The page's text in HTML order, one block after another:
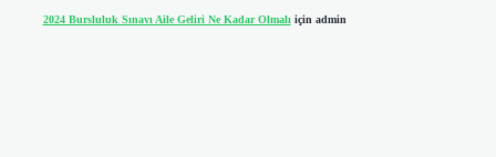
2024 Bursluluk Sınavı Aile Geliri Ne Kadar Olmalıiçin admin